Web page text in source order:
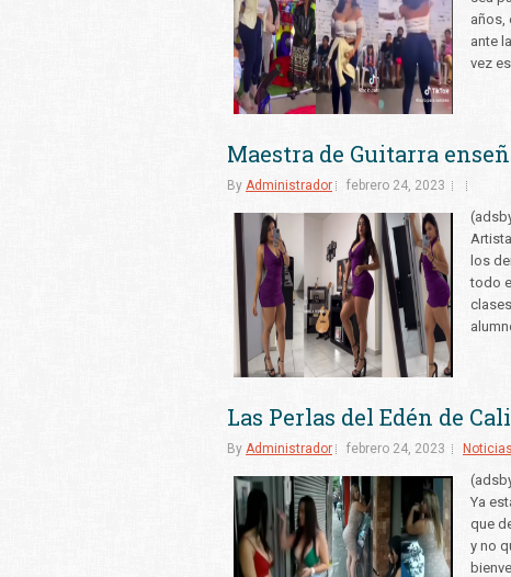
años,
ante
vez
Maestra de Guitarra
By Administrador febrero 24, 2023
los
todo
Las Perlas del Edén de
By Administrador febrero 24, 2023 Noticias
Ya
que
y no